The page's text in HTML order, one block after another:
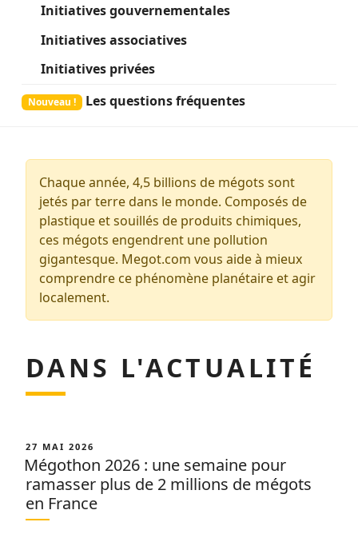
Initiatives gouvernementales
Initiatives associatives
Initiatives privées
Nouveau ! Les questions fréquentes
Chaque année, 4,5 billions de mégots sont
jetés par terre dans le monde. Composés de
plastique et souillés de produits chimiques,
ces mégots engendrent une pollution
gigantesque. Megot.com vous aide à mieux
comprendre ce phénomène planétaire et agir
localement.
DANS L'ACTUALITÉ
PUBLIÉ
LE
27 MAI 2026
Mégothon 2026 : une semaine pour
ramasser plus de 2 millions de mégots
en France